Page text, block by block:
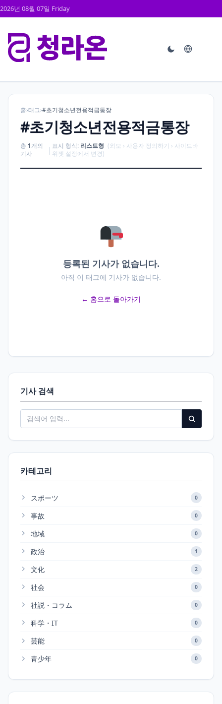
2026년 08월 07일 Friday
홈›태그›#초기청소년전용적금통장
#초기청소년전용적금통장
총 1개의
기사
| 표시 형식: 리스트형 (외모 › 사용자 정의하기 › 사이드바
위젯 설정에서 변경)
등록된 기사가 없습니다.
아직 이 태그에 기사가 없습니다.
← 홈으로 돌아가기
기사 검색
카테고리
スポーツ 0
事故 0
地域 0
政治 1
文化 2
社会 0
社説・コラム 0
科学・IT 0
芸能 0
青少年 0